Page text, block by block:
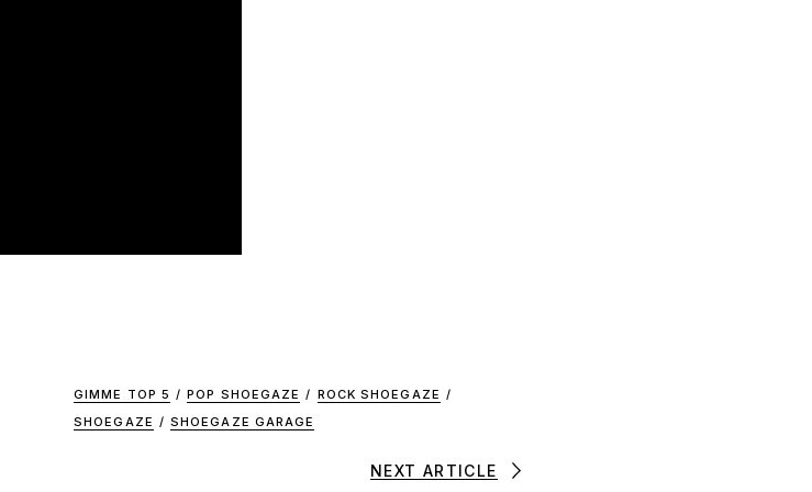
GIMME TOP 5 / POP SHOEGAZE / ROCK SHOEGAZE /
SHOEGAZE / SHOEGAZE GARAGE
NEXT ARTICLE